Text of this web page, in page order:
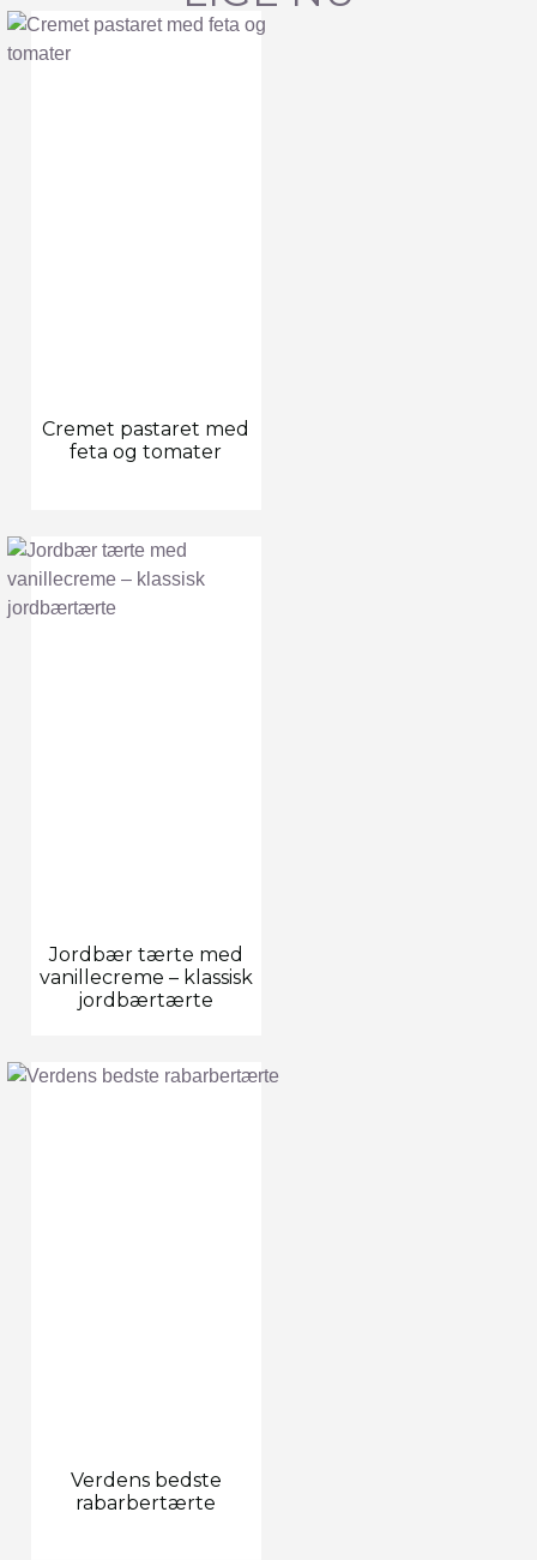
Cremet pastaret med
feta og tomater
Jordbær tærte med
vanillecreme – klassisk
jordbærtærte
Verdens bedste
rabarbertærte